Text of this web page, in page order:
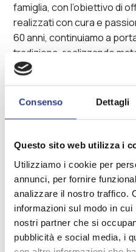
Consenso Dettagli
Questo sito web utilizza i
Utilizziamo i cookie per
annunci, per fornire
analizzare il nostro traffico.
informazioni sul modo in
nostri partner che si
pubblicità e social media, i
famiglia, con l’obiettivo di
realizzati con cura e
60 anni, continuiamo a
tradizione, realizzando
misura che raccontano
Ogni prodotto è pensato
all’attenzione ai dettagli e